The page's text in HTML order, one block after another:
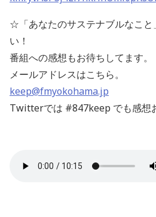
☆「あなたのサステナブルなこと
い！
番組への感想もお待ちしてます。
メールアドレスはこちら。
keep@fmyokohama.jp
Twitterでは #847keep でも感想